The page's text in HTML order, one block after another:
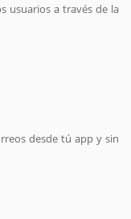
usuarios a través de la
desde tú app y sin